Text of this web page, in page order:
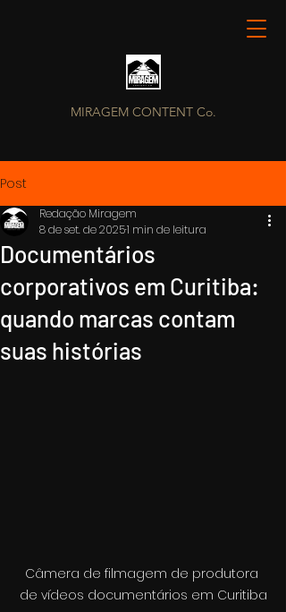
MIRAGEM CONTENT Co.
Post
Documentários
corporativos em Curitiba:
quando marcas contam
suas histórias
Redação Miragem
8 de set. de 20251 min de leitura
Câmera de filmagem de produtora
de vídeos documentários em Curitiba